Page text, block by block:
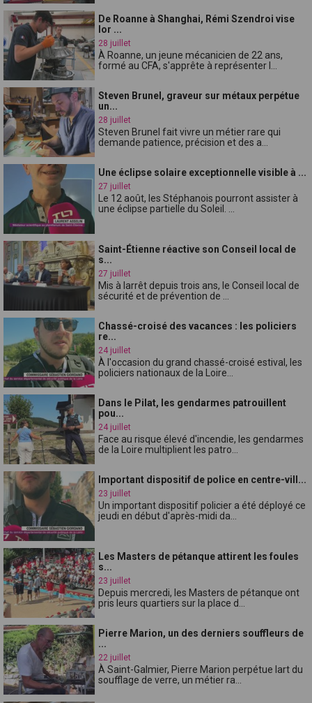
De Roanne à Shanghai, Rémi Szendroi vise
lor ...
28 juillet
À Roanne, un jeune mécanicien de 22 ans,
formé au CFA, s'apprête à représenter l...
Steven Brunel, graveur sur métaux perpétue
un...
28 juillet
Steven Brunel fait vivre un métier rare qui
demande patience, précision et des a...
Une éclipse solaire exceptionnelle visible à ...
27 juillet
Le 12 août, les Stéphanois pourront assister à
une éclipse partielle du Soleil. ...
Saint-Étienne réactive son Conseil local de
s...
27 juillet
Mis à larrêt depuis trois ans, le Conseil local de
sécurité et de prévention de ...
Chassé-croisé des vacances : les policiers
re...
24 juillet
À l'occasion du grand chassé-croisé estival, les
policiers nationaux de la Loire...
Dans le Pilat, les gendarmes patrouillent
pou...
24 juillet
Face au risque élevé d'incendie, les gendarmes
de la Loire multiplient les patro...
Important dispositif de police en centre-vill...
23 juillet
Un important dispositif policier a été déployé ce
jeudi en début d'après-midi da...
Les Masters de pétanque attirent les foules
s...
23 juillet
Depuis mercredi, les Masters de pétanque ont
pris leurs quartiers sur la place d...
Pierre Marion, un des derniers souffleurs de
...
22 juillet
À Saint-Galmier, Pierre Marion perpétue lart du
soufflage de verre, un métier ra...